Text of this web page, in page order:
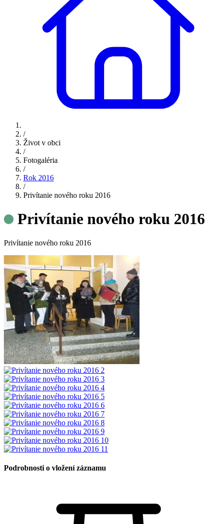
/
Život v obci
/
Fotogaléria
/
Rok 2016
/
Privítanie nového roku 2016
Privítanie nového roku 2016
Privítanie nového roku 2016
Podrobnosti o vložení záznamu